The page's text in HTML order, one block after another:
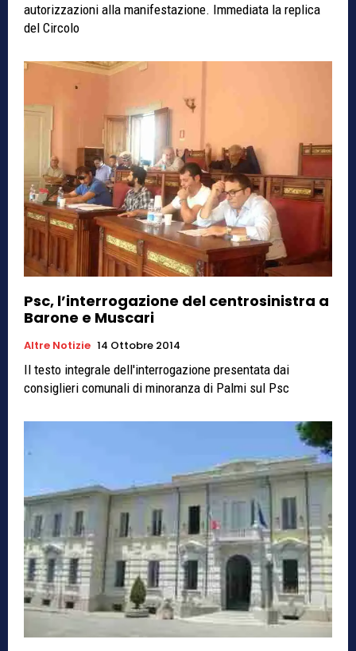
autorizzazioni alla manifestazione. Immediata la replica
del Circolo
Psc, l’interrogazione del centrosinistra a
Barone e Muscari
Altre Notizie 14 Ottobre 2014
Il testo integrale dell'interrogazione presentata dai
consiglieri comunali di minoranza di Palmi sul Psc